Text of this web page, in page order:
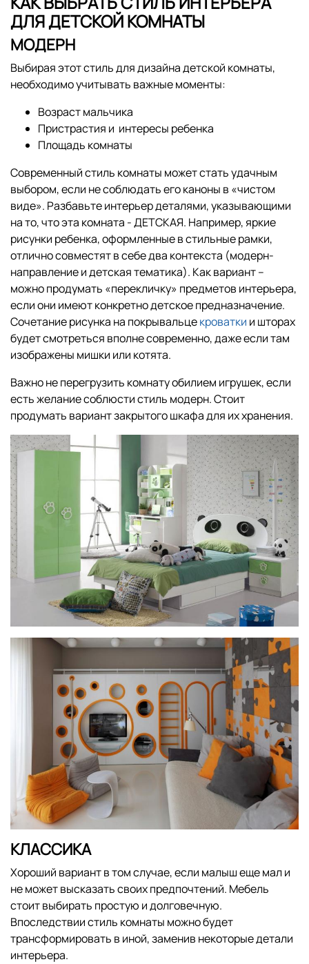
ДЛЯ ДЕТСКОЙ КОМНАТЫ
МОДЕРН
Выбирая этот стиль для дизайна детской комнаты,
необходимо учитывать важные моменты:
Возраст мальчика
Пристрастия и интересы ребенка
Площадь комнаты
Современный стиль комнаты может стать удачным
выбором, если не соблюдать его каноны в «чистом
виде». Разбавьте интерьер деталями, указывающими
на то, что эта комната - ДЕТСКАЯ. Например, яркие
рисунки ребенка, оформленные в стильные рамки,
отлично совместят в себе два контекста (модерн-
направление и детская тематика). Как вариант –
можно продумать «перекличку» предметов интерьера,
если они имеют конкретно детское предназначение.
Сочетание рисунка на покрывальцекроватки и шторах
будет смотреться вполне современно, даже если там
изображены мишки или котята.
Важно не перегрузить комнату обилием игрушек, если
есть желание соблюсти стиль модерн. Стоит
продумать вариант закрытого шкафа для их хранения.
КЛАССИКА
Хороший вариант в том случае, если малыш еще мал и
не может высказать своих предпочтений. Мебель
стоит выбирать простую и долговечную.
Впоследствии стиль комнаты можно будет
трансформировать в иной, заменив некоторые детали
интерьера.